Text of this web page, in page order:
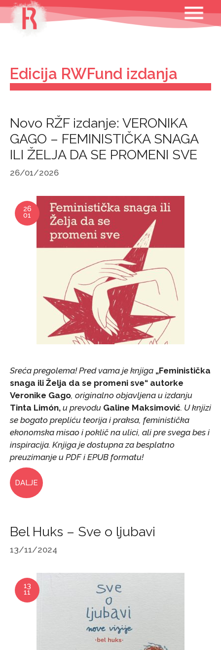
Skip
content
MENU
Edicija RWFund izdanja
Novo RŽF izdanje: VERONIKA
GAGO – FEMINISTIČKA SNAGA
ILI ŽELJA DA SE PROMENI SVE
26/01/2026
26
01
Sreća pregolema! Pred vama je knjiga „Feministička
snaga ili Želja da se promeni sve“ autorke
Veronike Gago, originalno objavljena u izdanju
Tinta Limón, u prevodu Galine Maksimović. U knjizi
se bogato prepliću teorija i praksa, feministička
ekonomska misao i poklič na ulici, ali pre svega bes i
inspiracija. Knjiga je dostupna za besplatno
preuzimanje u PDF i EPUB formatu!
DALJE
Bel Huks – Sve o ljubavi
13/11/2024
13
11